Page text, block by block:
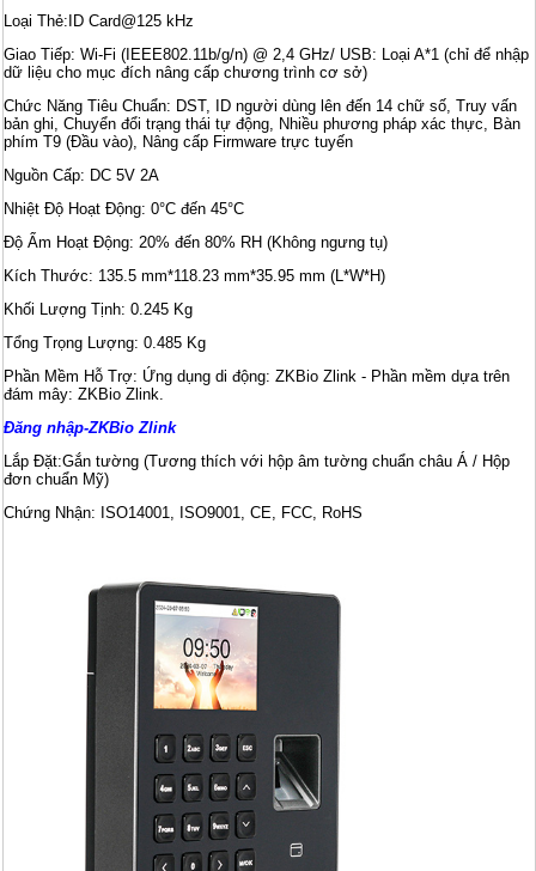
Loại Thẻ:ID Card@125 kHz
Giao Tiếp: Wi-Fi (IEEE802.11b/g/n) @ 2,4 GHz/ USB: Loại A*1 (chỉ để nhập
dữ liệu cho mục đích nâng cấp chương trình cơ sở)
Chức Năng Tiêu Chuẩn: DST, ID người dùng lên đến 14 chữ số, Truy vấn
bản ghi, Chuyển đổi trạng thái tự động, Nhiều phương pháp xác thực, Bàn
phím T9 (Đầu vào), Nâng cấp Firmware trực tuyến
Nguồn Cấp: DC 5V 2A
Nhiệt Độ Hoạt Động: 0°C đến 45°C
Độ Ẩm Hoạt Động: 20% đến 80% RH (Không ngưng tụ)
Kích Thước: 135.5 mm*118.23 mm*35.95 mm (L*W*H)
Khối Lượng Tịnh: 0.245 Kg
Tổng Trọng Lượng: 0.485 Kg
Phần Mềm Hỗ Trợ: Ứng dụng di động: ZKBio Zlink - Phần mềm dựa trên
đám mây: ZKBio Zlink.
Đăng nhập-ZKBio Zlink
Lắp Đặt:Gắn tường (Tương thích với hộp âm tường chuẩn châu Á / Hộp
đơn chuẩn Mỹ)
Chứng Nhận: ISO14001, ISO9001, CE, FCC, RoHS